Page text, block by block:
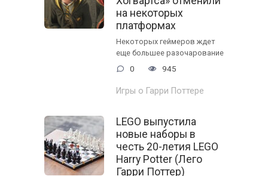
на некоторых
платформах
Некоторых геймеров ждет
еще большее разочарование
0 945
Игры о Гарри Поттере
LEGO выпустила
новые наборы в
честь 20-летия LEGO
Harry Potter (Лего
Гарри Поттер)